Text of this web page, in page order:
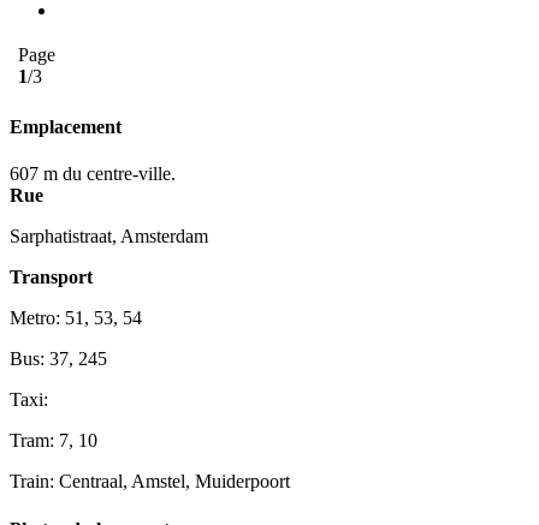
Page
1/3
Emplacement
607 m du centre-ville.
Rue
Sarphatistraat, Amsterdam
Transport
Metro: 51, 53, 54
Bus: 37, 245
Taxi:
Tram: 7, 10
Train: Centraal, Amstel, Muiderpoort